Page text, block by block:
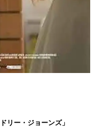
リー・ジョーンズ」